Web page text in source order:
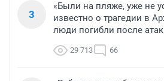
3
«Были на пляже, уже не
известно о трагедии в
люди погибли после
29 713 66